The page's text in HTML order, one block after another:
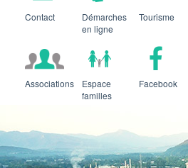
Boussens
Contact
Démarches
en ligne
Tourisme
Associations
Espace
familles
Facebook